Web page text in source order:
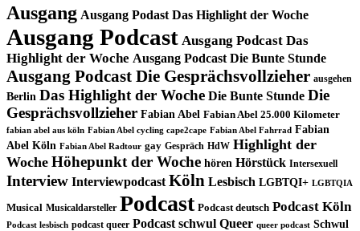
Ausgang Ausgang Podast Das Highlight der Woche
Ausgang Podcast Ausgang Podcast Das
Highlight der Woche Ausgang Podcast Die Bunte Stunde
Ausgang Podcast Die Gesprächsvollzieher ausgehen
Berlin Das Highlight der Woche Die Bunte Stunde Die
Gesprächsvollzieher Fabian Abel Fabian Abel 25.000 Kilometer
fabian abel aus köln Fabian Abel cycling cape2cape Fabian Abel Fahrrad Fabian
Abel Köln Fabian Abel Radtour gay Gespräch HdW Highlight der
Woche Höhepunkt der Woche hören Hörstück Intersexuell
Interview Interviewpodcast Köln Lesbisch LGBTQI+ LGBTQIA
Musical Musicaldarsteller Podcast Podcast deutsch Podcast Köln
Podcast lesbisch podcast queer Podcast schwul Queer queer podcast Schwul